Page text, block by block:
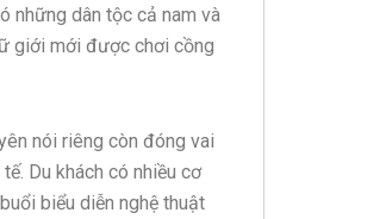
những dân tộc cả nam và
giới mới được chơi cồng
nói riêng còn đóng vai
Du khách có nhiều cơ
biểu diễn nghệ thuật